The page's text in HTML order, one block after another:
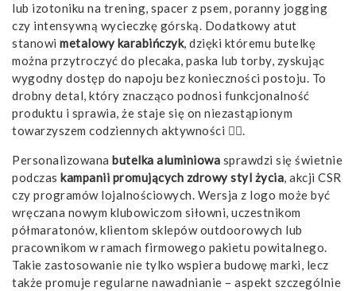
lub izotoniku na trening, spacer z psem, poranny jogging
czy intensywną wycieczkę górską. Dodatkowy atut
stanowi metalowy karabińczyk, dzięki któremu butelkę
można przytroczyć do plecaka, paska lub torby, zyskując
wygodny dostęp do napoju bez konieczności postoju. To
drobny detal, który znacząco podnosi funkcjonalność
produktu i sprawia, że staje się on niezastąpionym
towarzyszem codziennych aktywności 🚴‍♀️.
Personalizowana butelka aluminiowa sprawdzi się świetnie
podczas kampanii promujących zdrowy styl życia, akcji CSR
czy programów lojalnościowych. Wersja z logo może być
wręczana nowym klubowiczom siłowni, uczestnikom
półmaratonów, klientom sklepów outdoorowych lub
pracownikom w ramach firmowego pakietu powitalnego.
Takie zastosowanie nie tylko wspiera budowę marki, lecz
także promuje regularne nawadnianie – aspekt szczególnie